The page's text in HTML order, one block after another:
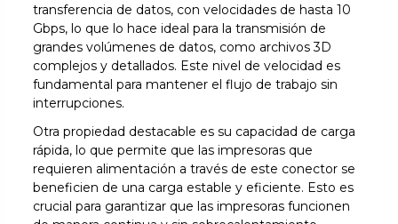
transferencia de datos, con velocidades de hasta 10
Gbps, lo que lo hace ideal para la transmisión de
grandes volúmenes de datos, como archivos 3D
complejos y detallados. Este nivel de velocidad es
fundamental para mantener el flujo de trabajo sin
interrupciones.
Otra propiedad destacable es su capacidad de carga
rápida, lo que permite que las impresoras que
requieren alimentación a través de este conector se
beneficien de una carga estable y eficiente. Esto es
crucial para garantizar que las impresoras funcionen